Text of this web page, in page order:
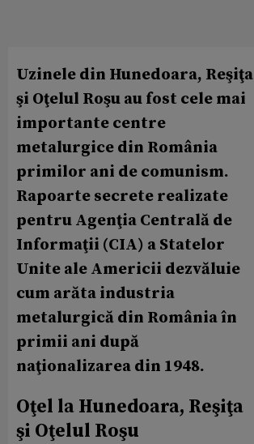
Uzinele din Hunedoara, Reşiţa
şi Oţelul Roşu au fost cele mai
importante centre
metalurgice din România
primilor ani de comunism.
Rapoarte secrete realizate
pentru Agenţia Centrală de
Informaţii (CIA) a Statelor
Unite ale Americii dezvăluie
cum arăta industria
metalurgică din România în
primii ani după
naţionalizarea din 1948.
Oţel la Hunedoara, Reşiţa
şi Oţelul Roşu